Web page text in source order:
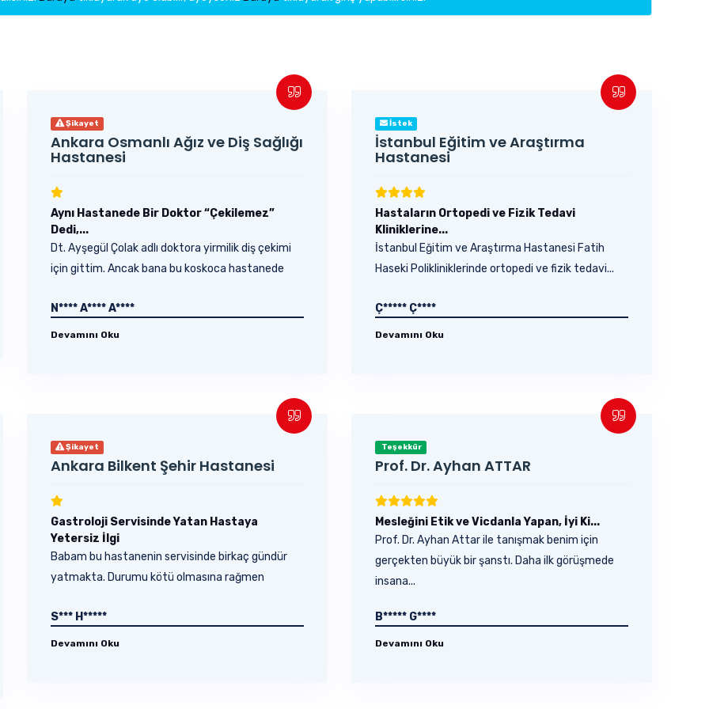
Şikayet
Ankara Osmanlı Ağız ve Diş Sağlığı
Hastanesi
Aynı Hastanede Bir Doktor “Çekilemez”
Dedi,...
Dt. Ayşegül Çolak adlı doktora yirmilik diş çekimi
için gittim. Ancak bana bu koskoca hastanede
N**** A**** A****
Devamını Oku
İstek
İstanbul Eğitim ve Araştırma
Hastanesi
Hastaların Ortopedi ve Fizik Tedavi
Kliniklerine...
İstanbul Eğitim ve Araştırma Hastanesi Fatih
Haseki Polikliniklerinde ortopedi ve fizik tedavi...
Ç***** Ç****
Devamını Oku
Şikayet
Ankara Bilkent Şehir Hastanesi
Gastroloji Servisinde Yatan Hastaya
Yetersiz İlgi
Babam bu hastanenin servisinde birkaç gündür
yatmakta. Durumu kötü olmasına rağmen
S*** H*****
Devamını Oku
Teşekkür
Prof. Dr. Ayhan ATTAR
Mesleğini Etik ve Vicdanla Yapan, İyi Ki...
Prof. Dr. Ayhan Attar ile tanışmak benim için
gerçekten büyük bir şanstı. Daha ilk görüşmede
insana...
B***** G****
Devamını Oku